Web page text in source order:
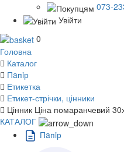
073-
Увійти
0
Головна
Каталог
Пaпiр
Етикетка
Етикет-стрічки, цінники
Цінник Ціна помаранчевий
КАТАЛОГ
Пaпiр